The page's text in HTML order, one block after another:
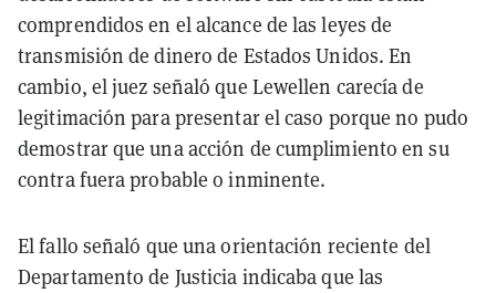
comprendidos en el alcance de las leyes de
transmisión de dinero de Estados Unidos. En
cambio, el juez señaló que Lewellen carecía de
legitimación para presentar el caso porque no pudo
demostrar que una acción de cumplimiento en su
contra fuera probable o inminente.
El fallo señaló que una orientación reciente del
Departamento de Justicia indicaba que las